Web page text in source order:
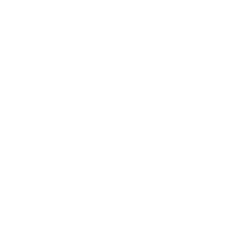
Aqua bar in clubul copiilor, bar pe plaja), cafenea, 2
piscina pentru copii, sezlonguri si umbrele gratuite la piscina,
si gustari ca parte a Ultra All Inclusive.
de zi si de seara, muzica live, spectacole live.